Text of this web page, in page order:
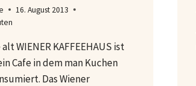
16. August 2013
WIENER KAFFEEHAUS ist
Cafe in dem man Kuchen
Das Wiener